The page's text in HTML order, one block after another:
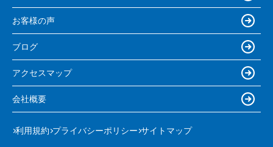
お客様の声
ブログ
アクセスマップ
会社概要
利用規約 プライバシーポリシー サイトマップ